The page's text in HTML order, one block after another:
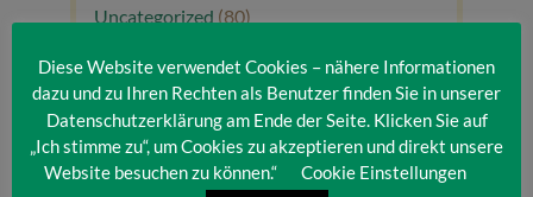
Uncategorized (80)
Unsere Gäste(1)
Diese Website verwendet Cookies – nähere Informationen
dazu und zu Ihren Rechten als Benutzer finden Sie in unserer
Datenschutzerklärung am Ende der Seite. Klicken Sie auf
„Ich stimme zu“, um Cookies zu akzeptieren und direkt unsere
Website besuchen zu können.“
Cookie Einstellungen